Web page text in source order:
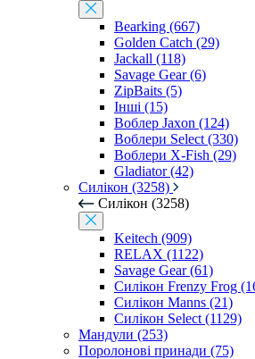
Bearking (667)
Golden Catch (29)
Jackall (118)
Savage Gear (6)
ZipBaits (5)
Інші (15)
Воблер Jaxon (124)
Воблери Select (330)
Воблери X-Fish (29)
Gladiator (42)
Силікон (3258)
Силікон (3258)
Keitech (909)
RELAX (1122)
Savage Gear (61)
Силікон Frenzy Frog
Силікон Manns (21)
Силікон Select (1129)
Мандули (253)
Поролонові принади (75)